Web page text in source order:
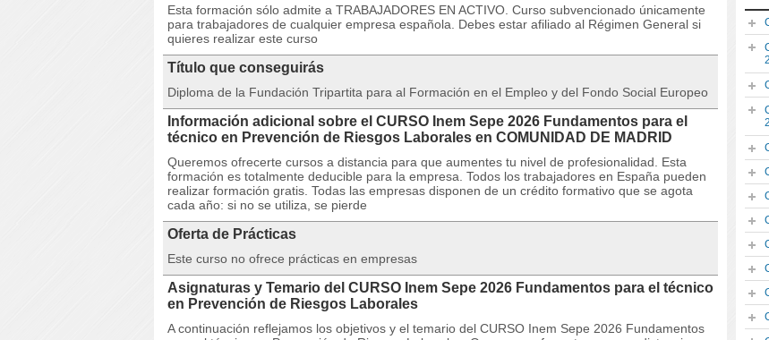
Esta formación sólo admite a TRABAJADORES EN ACTIVO. Curso subvencionado únicamente
para trabajadores de cualquier empresa española. Debes estar afiliado al Régimen General si
quieres realizar este curso
Título que conseguirás
Diploma de la Fundación Tripartita para al Formación en el Empleo y del Fondo Social Europeo
Información adicional sobre el CURSO Inem Sepe 2026 Fundamentos para el
técnico en Prevención de Riesgos Laborales en COMUNIDAD DE MADRID
Queremos ofrecerte cursos a distancia para que aumentes tu nivel de profesionalidad. Esta
formación es totalmente deducible para la empresa. Todos los trabajadores en España pueden
realizar formación gratis. Todas las empresas disponen de un crédito formativo que se agota
cada año: si no se utiliza, se pierde
Oferta de Prácticas
Este curso no ofrece prácticas en empresas
Asignaturas y Temario del CURSO Inem Sepe 2026 Fundamentos para el técnico
en Prevención de Riesgos Laborales
A continuación reflejamos los objetivos y el temario del CURSO Inem Sepe 2026 Fundamentos